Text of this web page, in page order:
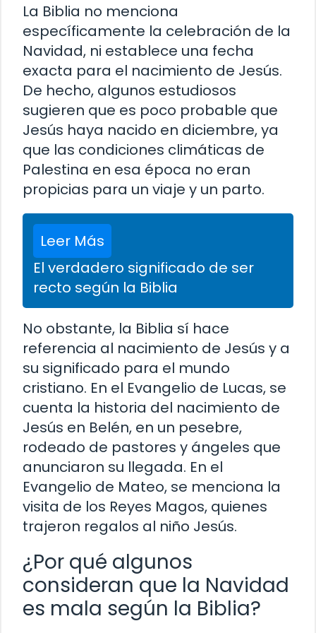
La Biblia no menciona
específicamente la celebración de la
Navidad, ni establece una fecha
exacta para el nacimiento de Jesús.
De hecho, algunos estudiosos
sugieren que es poco probable que
Jesús haya nacido en diciembre, ya
que las condiciones climáticas de
Palestina en esa época no eran
propicias para un viaje y un parto.
Leer Más
El verdadero significado de ser
recto según la Biblia
No obstante, la Biblia sí hace
referencia al nacimiento de Jesús y a
su significado para el mundo
cristiano. En el Evangelio de Lucas, se
cuenta la historia del nacimiento de
Jesús en Belén, en un pesebre,
rodeado de pastores y ángeles que
anunciaron su llegada. En el
Evangelio de Mateo, se menciona la
visita de los Reyes Magos, quienes
trajeron regalos al niño Jesús.
¿Por qué algunos
consideran que la Navidad
es mala según la Biblia?